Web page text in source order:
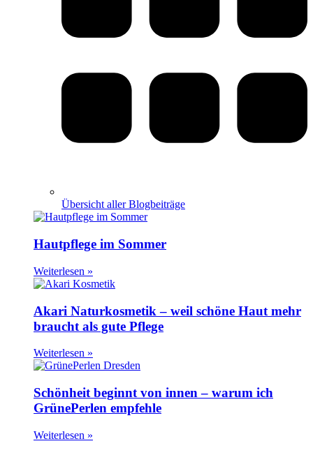
Übersicht aller Blogbeiträge
Hautpflege im Sommer
Weiterlesen »
Akari Naturkosmetik – weil schöne Haut mehr
braucht als gute Pflege
Weiterlesen »
Schönheit beginnt von innen – warum ich
GrünePerlen empfehle
Weiterlesen »